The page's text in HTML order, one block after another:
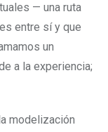
— una ruta
entre sí y que
un
a la experiencia;
modelización